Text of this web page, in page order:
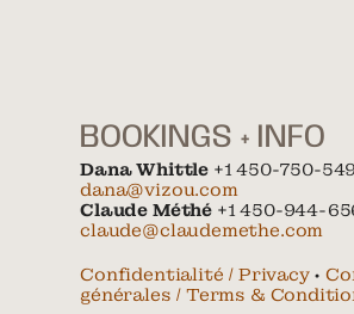
BOOKINGS + INFO
Dana Whittle +1 450-750-
dana@vizou.com
Claude Méthé +1 450-944-
claude@claudemethe.com
Confidentialité / Privacy•
générales / Terms &